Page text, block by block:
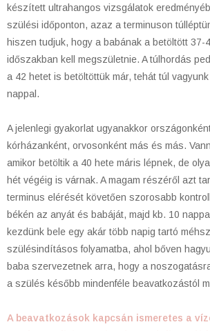
készített ultrahangos vizsgálatok
szülési időponton, azaz a terminuson
hiszen tudjuk, hogy a babának a betöltött 37-
időszakban kell megszületnie. A túlhordás
a 42 hetet is betöltöttük már, tehát túl
nappal.
A jelenlegi gyakorlat ugyanakkor
kórházanként, orvosonként más és más.
amikor betöltik a 40 hete máris lépnek, de
hét végéig is várnak. A magam részéről azt
terminus elérését követően szorosabb
békén az anyát és babáját, majd kb. 10
kezdünk bele egy akár több napig tartó
szülésindításos folyamatba, ahol bőven
baba szervezetnek arra, hogy a
a szülés később mindenféle beavatkozástól
A beavatkozások kapcsán ismeretes a